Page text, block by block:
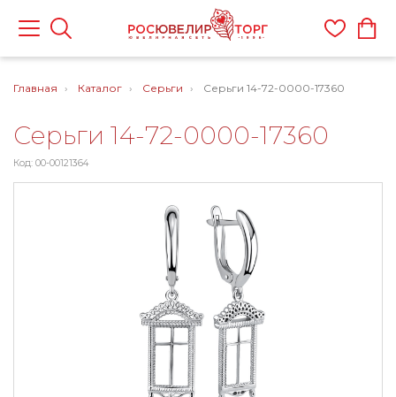
Главная Каталог Серьги Серьги 14-72-0000-17360
Серьги 14-72-0000-17360
Код: 00-00121364